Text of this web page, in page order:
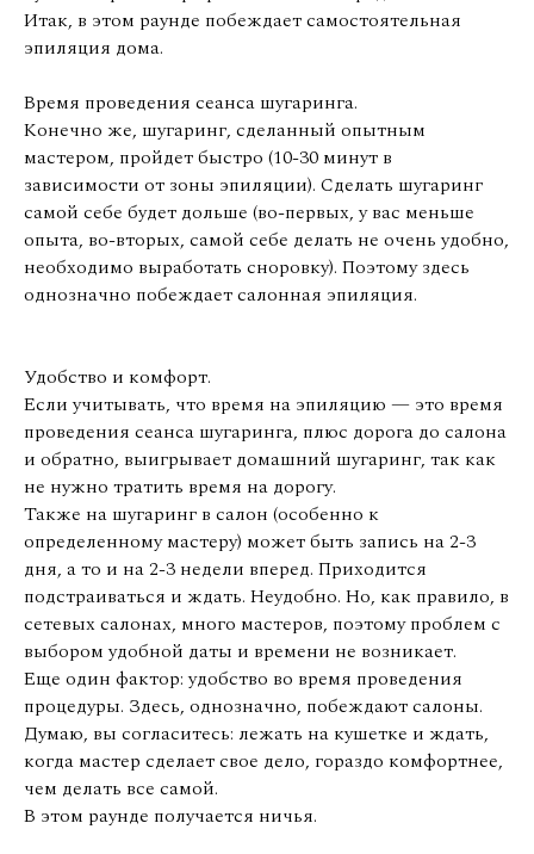
Итак, в этом раунде побеждает самостоятельная
эпиляция дома.
Время проведения сеанса шугаринга.
Конечно же, шугаринг, сделанный опытным
мастером, пройдет быстро (10-30 минут в
зависимости от зоны эпиляции). Сделать шугаринг
самой себе будет дольше (во-первых, у вас меньше
опыта, во-вторых, самой себе делать не очень удобно,
необходимо выработать сноровку). Поэтому здесь
однозначно побеждает салонная эпиляция.
Удобство и комфорт.
Если учитывать, что время на эпиляцию — это время
проведения сеанса шугаринга, плюс дорога до салона
и обратно, выигрывает домашний шугаринг, так как
не нужно тратить время на дорогу.
Также на шугаринг в салон (особенно к
определенному мастеру) может быть запись на 2-3
дня, а то и на 2-3 недели вперед. Приходится
подстраиваться и ждать. Неудобно. Но, как правило, в
сетевых салонах, много мастеров, поэтому проблем с
выбором удобной даты и времени не возникает.
Еще один фактор: удобство во время проведения
процедуры. Здесь, однозначно, побеждают салоны.
Думаю, вы согласитесь: лежать на кушетке и ждать,
когда мастер сделает свое дело, гораздо комфортнее,
чем делать все самой.
В этом раунде получается ничья.